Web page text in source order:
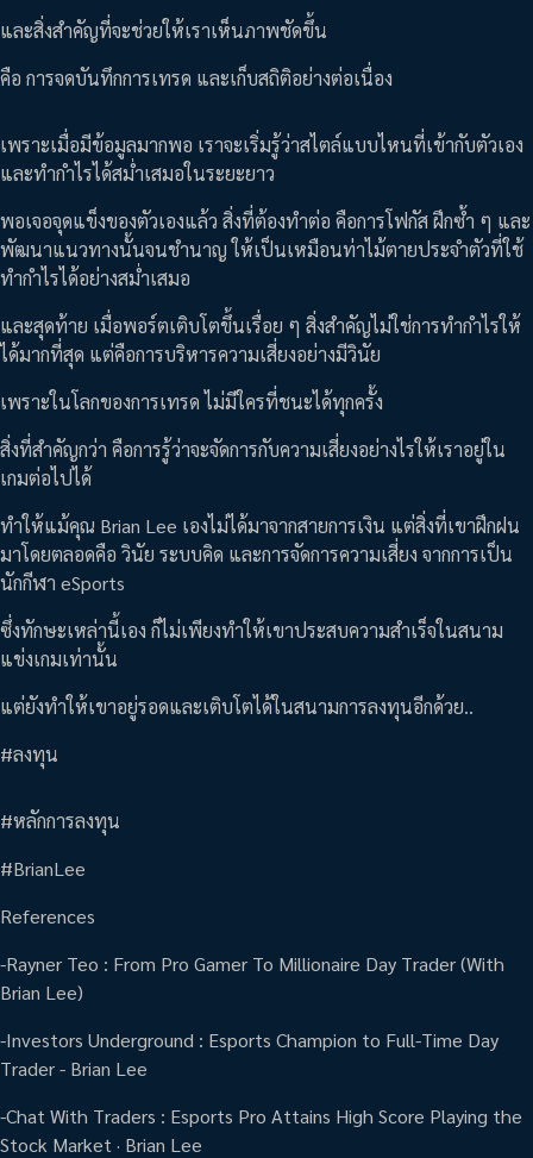
และสิ่งสำคัญที่จะช่วยให้เราเห็นภาพชัดขึ้น
คือ การจดบันทึกการเทรด และเก็บสถิติอย่างต่อเนื่อง
เพราะเมื่อมีข้อมูลมากพอ เราจะเริ่มรู้ว่าสไตล์แบบไหนที่เข้ากับตัวเอง
และทำกำไรได้สม่ำเสมอในระยะยาว
พอเจอจุดแข็งของตัวเองแล้ว สิ่งที่ต้องทำต่อ คือการโฟกัส ฝึกซ้ำ ๆ และ
พัฒนาแนวทางนั้นจนชำนาญ ให้เป็นเหมือนท่าไม้ตายประจำตัวที่ใช้
ทำกำไรได้อย่างสม่ำเสมอ
และสุดท้าย เมื่อพอร์ตเติบโตขึ้นเรื่อย ๆ สิ่งสำคัญไม่ใช่การทำกำไรให้
ได้มากที่สุด แต่คือการบริหารความเสี่ยงอย่างมีวินัย
เพราะในโลกของการเทรด ไม่มีใครที่ชนะได้ทุกครั้ง
สิ่งที่สำคัญกว่า คือการรู้ว่าจะจัดการกับความเสี่ยงอย่างไรให้เราอยู่ใน
เกมต่อไปได้
ทำให้แม้คุณ Brian Lee เองไม่ได้มาจากสายการเงิน แต่สิ่งที่เขาฝึกฝน
มาโดยตลอดคือ วินัย ระบบคิด และการจัดการความเสี่ยง จากการเป็น
นักกีฬา eSports
ซึ่งทักษะเหล่านี้เอง ก็ไม่เพียงทำให้เขาประสบความสำเร็จในสนาม
แข่งเกมเท่านั้น
แต่ยังทำให้เขาอยู่รอดและเติบโตได้ในสนามการลงทุนอีกด้วย..
#ลงทุน
#หลักการลงทุน
#BrianLee
References
-Rayner Teo : From Pro Gamer To Millionaire Day Trader (With
Brian Lee)
-Investors Underground : Esports Champion to Full-Time Day
Trader - Brian Lee
-Chat With Traders : Esports Pro Attains High Score Playing the
Stock Market · Brian Lee